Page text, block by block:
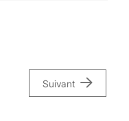
Suivant